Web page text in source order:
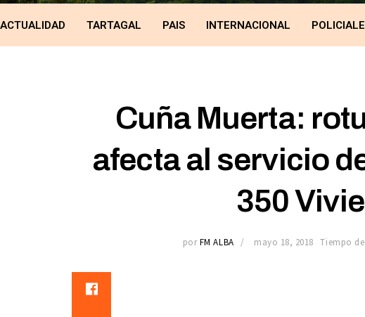
ACTUALIDAD TARTAGAL PAIS INTERNACIONAL
Cuña Muerta:
afecta al servicio
350
por FM ALBA mayo 18, 2018 Tiempo